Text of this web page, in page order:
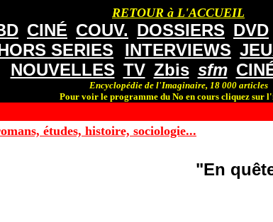
RETOUR à L'ACCUEIL
CINÉ COUV. DOSSIERS DVD
SERIES
INTERVIEWS
NOUVELLES TV Zbis sfm
Encyclopédie de l'Imaginaire, 18 000 articles
Pour voir le programme du No en cours cliquez sur
études, histoire, sociologie...
"En